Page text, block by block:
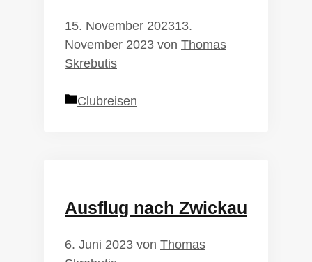
15. November 202313.
November 2023 von Thomas
Skrebutis
Kategorien
Clubreisen
Ausflug nach Zwickau
6. Juni 2023 von Thomas